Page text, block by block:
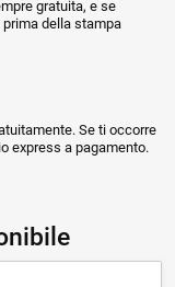
gratuita, e se
della stampa
Se ti occorre
express a pagamento.